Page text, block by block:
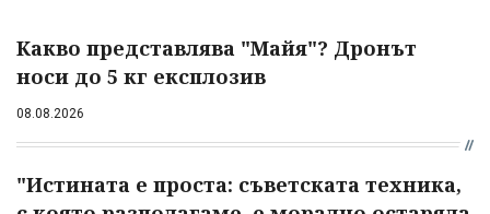
Какво представлява "Майя"? Дронът
носи до 5 кг експлозив
08.08.2026
"Истината е проста: съветската техника,